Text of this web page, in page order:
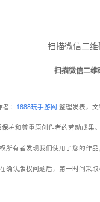
扫描微信二
者： 1688玩手游网 整理发表，
护和尊重原创作者的劳动成果
所有者发现我们使用了您的作
确认版权问题后，第一时间采